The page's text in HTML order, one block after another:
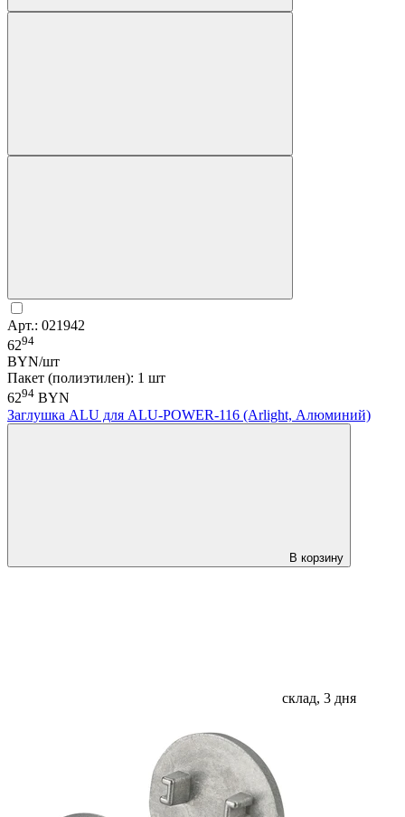
Арт.: 021942
6294
BYN/шт
Пакет (полиэтилен): 1 шт
6294 BYN
Заглушка ALU для ALU-POWER-116 (Arlight, Алюминий)
В корзину
склад, 3 дня